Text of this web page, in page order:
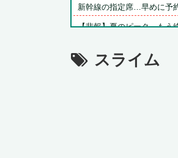
新幹線の指定席…早めに予
【悲報】夏のピーク、もう
【WS】葬送のフリーレン
スライム